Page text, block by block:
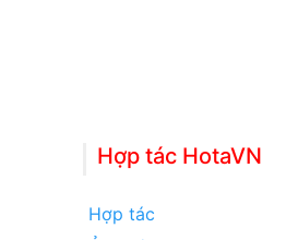
Hợp tác HotaVN
Hợp tác